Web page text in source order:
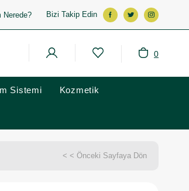
Nerede? Bizi Takip Edin
0
Sistemi Kozmetik
< < Önceki Sayfaya Dön